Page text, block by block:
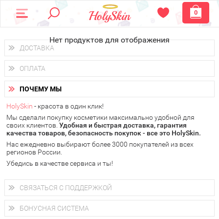
0
Нет продуктов для отображения
ДОСТАВКА
Доставка осуществляетсяпо всем городам России.
Вы можете выбрать доставку курьером, Почтой России или
получить заказ в пунктах выдачи PickPoint или пункте
самовывоза.
В 20 городах России доставка осуществляется ужена
следующий день.
у Вас всегда есть возможность получитьбесплатную
доставку от HolySkin.
подробнее об условиях доставки и оплаты в Вашем городе
ОПЛАТА
Вы можете оплатить свой заказ любым удобным способом:
наличными деньгами (
через интернет-банк (Альфа-банк, Сбербанк) и другими
электронными способами.
ПОЧЕМУ МЫ
HolySkin - красота в один клик!
Мы сделали покупку косметики максимально удобной для
своих клиентов. Удобная и быстрая доставка, гарантия
качества товаров, безопасность покупок - все это HolySkin.
Нас ежедневно выбирают более 3000 покупателей из всех
регионов России.
Убедись в качестве сервиса и ты!
СВЯЗАТЬСЯ С ПОДДЕРЖКОЙ
+7 (800) 707-24-55
Мы будем рады ответить на все Ваши вопросы по работе
магазина, проконсультировать по товарам, рассказать о
БОНУСНАЯ СИСТЕМА